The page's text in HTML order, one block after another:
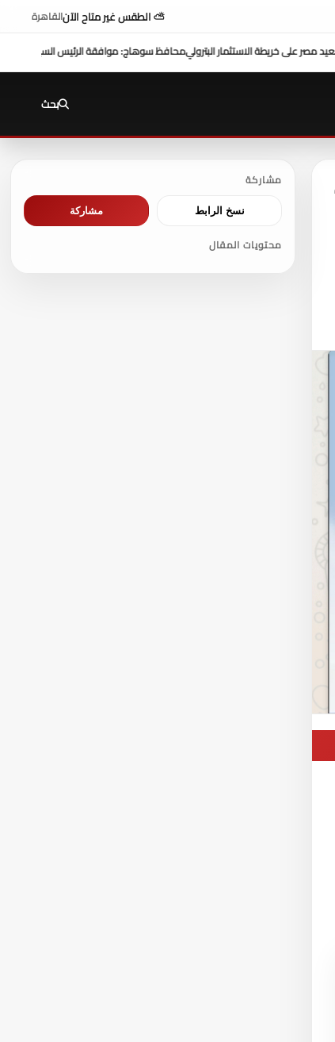
⛅ الطقس غير متاح الآنالقاهرة
سوهاج: موافقة الرئيس السيسي على منحة 10 ملايين دولار تعزز التنمية بالمحافظة
بحث
مشاركة
نسخ الرابط مشاركة
محتويات المقال